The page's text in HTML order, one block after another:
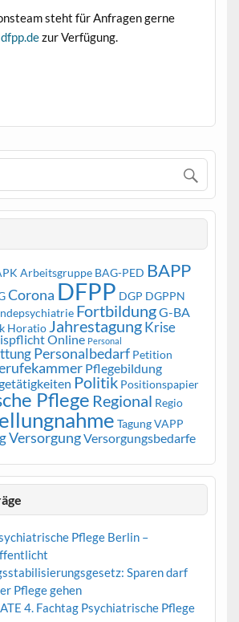
steht für Anfragen gerne
zur Verfügung.
Arbeitsgruppe BAG-PED BAPP
Corona DFPP DGP DGPPN
FortbildungG-BA
Horatio JahrestagungKrise
Online Personal
Personalbedarf Petition
Pflegebildung
Politik Positionspapier
Pflege Regional Regio
TagungVAPP
VersorgungVersorgungsbedarfe
Pflege Berlin –
Sparen darf
Pflege gehen
4. Fachtag Psychiatrische Pflege